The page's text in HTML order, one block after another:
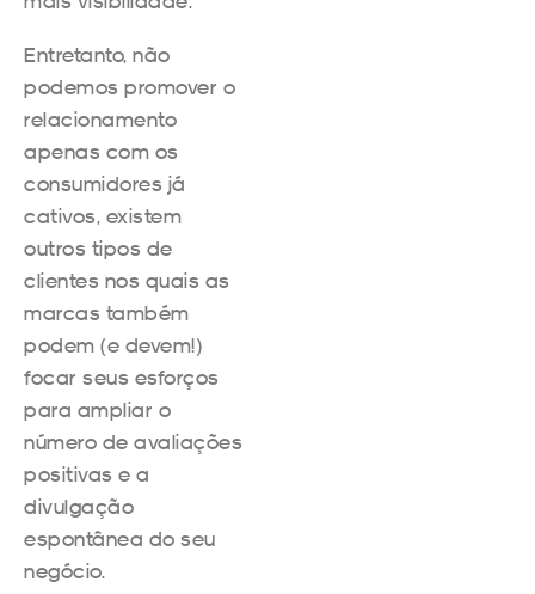
Entretanto, não
podemos promover o
relacionamento
apenas com os
consumidores já
cativos, existem
outros tipos de
clientes nos quais as
marcas também
podem (e devem!)
focar seus esforços
para ampliar o
número de avaliações
positivas e a
divulgação
espontânea do seu
negócio.